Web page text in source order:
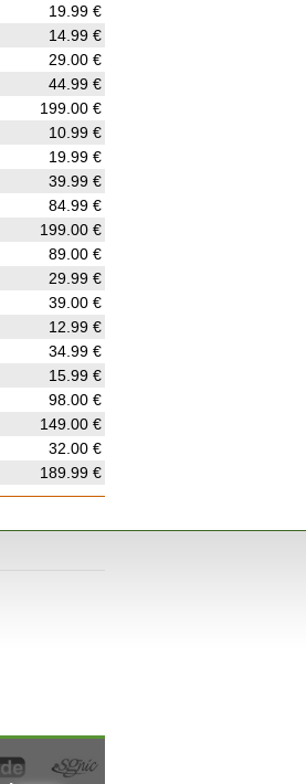
19.99 €
14.99 €
29.00 €
44.99 €
199.00 €
10.99 €
19.99 €
39.99 €
84.99 €
199.00 €
89.00 €
29.99 €
39.00 €
12.99 €
34.99 €
15.99 €
98.00 €
149.00 €
32.00 €
189.99 €